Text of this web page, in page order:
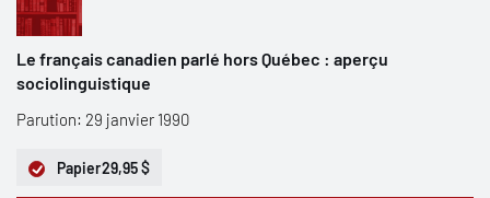
Le français canadien parlé hors Québec : aperçu
sociolinguistique
Parution: 29 janvier 1990
Papier29,95 $